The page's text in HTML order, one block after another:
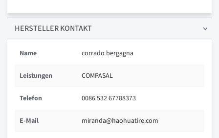
HERSTELLER KONTAKT
Name corrado bergagna
Leistungen COMPASAL
Telefon 0086 532 67788373
E-Mail miranda@haohuatire.com